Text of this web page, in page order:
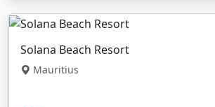
Solana Beach Resort
Mauritius